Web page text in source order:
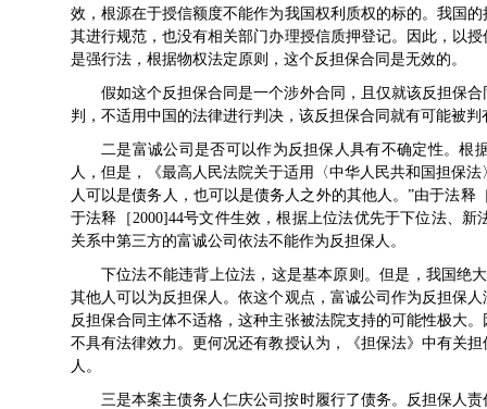
效，根源在于授信额度不能作为我国权利质权的标的。我国
其进行规范，也没有相关部门办理授信质押登记。因此，以
是强行法，根据物权法定原则，这个反担保合同是无效的。
假如这个反担保合同是一个涉外合同，且仅就该反担保
判，不适用中国的法律进行判决，该反担保合同就有可能被判
二是富诚公司是否可以作为反担保人具有不确定性。根
人，但是，《最高人民法院关于适用〈中华人民共和国担保
人可以是债务人，也可以是债务人之外的其他人。”由于法
于法释［2000]44号文件生效，根据上位法优先于下位法、
关系中第三方的富诚公司依法不能作为反担保人。
下位法不能违背上位法，这是基本原则。但是，我国绝
其他人可以为反担保人。依这个观点，富诚公司作为反担保
反担保合同主体不适格，这种主张被法院支持的可能性极大
不具有法律效力。更何况还有教授认为，《担保法》中有关
人。
三是本案主债务人仁庆公司按时履行了债务。反担保人